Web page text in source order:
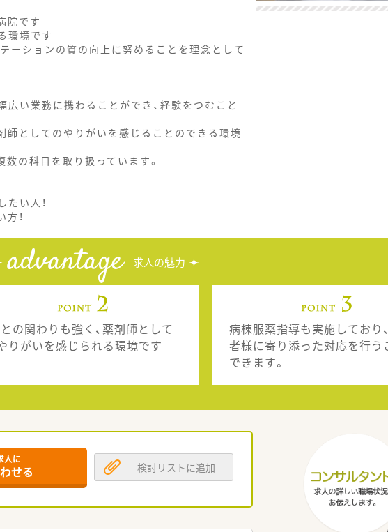
院です
環境です
ーションの質の向上に努めることを理念として
い業務に携わることができ、経験をつむこと
としてのやりがいを感じることのできる環境
の科目を取り扱っています。
い人！
！
advantage 求人の魅力
の関わりも強く、薬剤師として
りがいを感じられる環境です
病棟服薬指導も実施しており
者様に寄り添った対応を行う
できます。
人に
せる 検討リストに追加